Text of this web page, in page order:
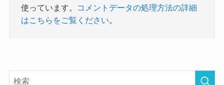
使っています。
コメントデータの処理方法の詳細
はこちらをご覧ください